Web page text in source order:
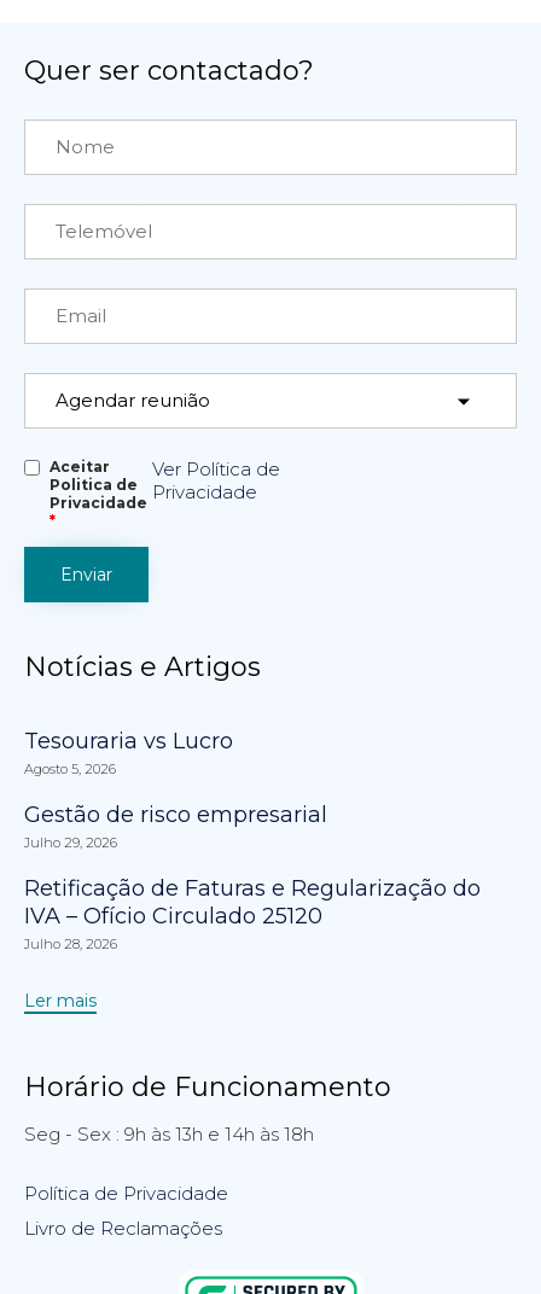
Quer ser contactado?
Aceitar
Politica de
Privacidade
*
Ver Política de
Privacidade
Notícias e Artigos
Tesouraria vs Lucro
Agosto 5, 2026
Gestão de risco empresarial
Julho 29, 2026
Retificação de Faturas e Regularização do
IVA – Ofício Circulado 25120
Julho 28, 2026
Ler mais
Horário de Funcionamento
Seg - Sex : 9h às 13h e 14h às 18h
Política de Privacidade
Livro de Reclamações